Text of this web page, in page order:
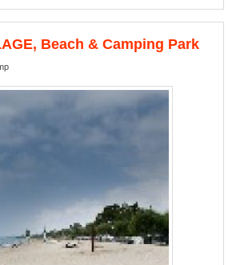
Beach & Camping Park